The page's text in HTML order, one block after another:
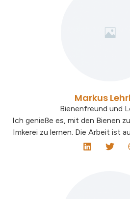
Markus
Bienenfreund und
Ich genieße es, mit den Bienen
Imkerei zu lernen. Die Arbeit ist